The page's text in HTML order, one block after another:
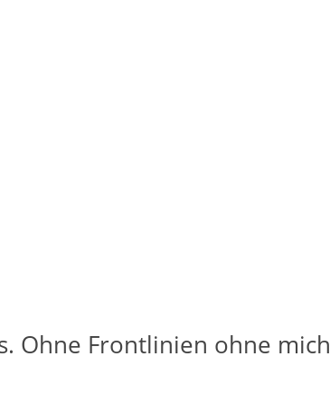
Ohne Frontlinien ohne mich